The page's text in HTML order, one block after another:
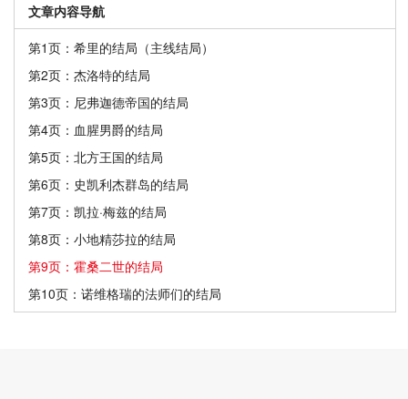
文章内容导航
第1页：希里的结局（主线结局）
第2页：杰洛特的结局
第3页：尼弗迦德帝国的结局
第4页：血腥男爵的结局
第5页：北方王国的结局
第6页：史凯利杰群岛的结局
第7页：凯拉·梅兹的结局
第8页：小地精莎拉的结局
第9页：霍桑二世的结局
第10页：诺维格瑞的法师们的结局